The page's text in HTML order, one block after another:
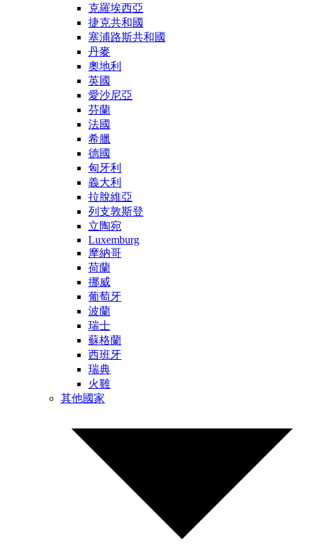
克羅埃西亞
捷克共和國
塞浦路斯共和國
丹麥
奧地利
英國
愛沙尼亞
芬蘭
法國
希臘
德國
匈牙利
義大利
拉脫維亞
列支敦斯登
立陶宛
Luxemburg
摩納哥
荷蘭
挪威
葡萄牙
波蘭
瑞士
蘇格蘭
西班牙
瑞典
火雞
其他國家